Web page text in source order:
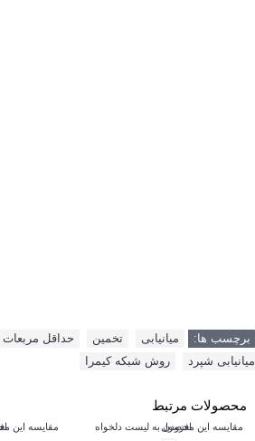
برچسب ها: میانیابی تخمین
حداقل
میانیابی شپرد
روش شبکه کیمرا
محصولات مرتبط
افزودن به لیست دلخواهمقایسه این محصول مقایسه این